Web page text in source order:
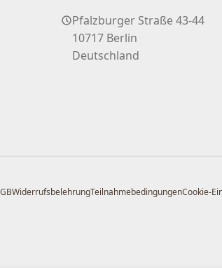
Pfalzburger Straße 43-44
10717 Berlin
Deutschland
WiderrufsbelehrungTeilnahmebedingungenCookie-